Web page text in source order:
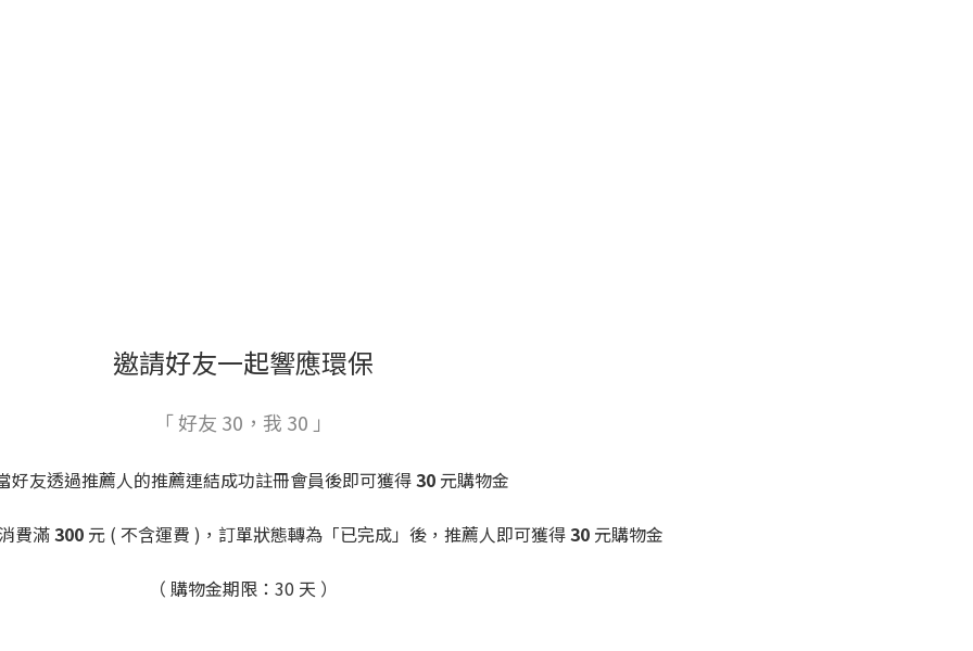
邀請好友一起響應環保
「 好友 30，我 30 」
好友透過推薦人的推薦連結成功註冊會員後即可獲得30 元購物金
費滿300元 ( 不含運費 )，訂單狀態轉為「已完成」後，推薦人即可獲得30元購物金
（ 購物金期限：30 天 ）